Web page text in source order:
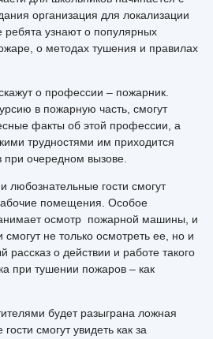
организация для локализации
ребята узнают о популярных
о методах тушения и правилах
о профессии – пожарник.
в пожарную часть, смогут
факты об этой профессии, а
трудностями им приходится
при очередном вызове.
любознательные гости смогут
помещения. Особое
осмотр пожарной машины, и
не только осмотреть ее, но и
рассказ о действии и работе такого
при тушении пожаров – как
будет разыграна ложная
смогут увидеть как за